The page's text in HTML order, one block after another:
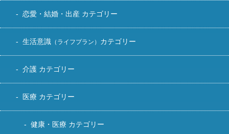
恋愛・結婚・出産 カテゴリー
生活意識 （ライフプラン） カテゴリー
介護 カテゴリー
医療 カテゴリー
健康・医療 カテゴリー